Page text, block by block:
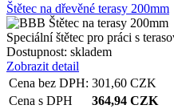
Štětec na dřevěné terasy 200mm
Speciální štětec pro práci s
Dostupnost: skladem
Zobrazit detail
Cena bez DPH: 301,60 CZK
Cena s DPH
364,94 CZK